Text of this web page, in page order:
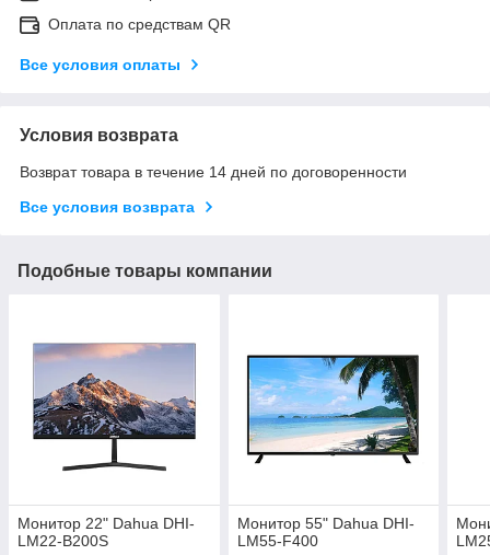
Оплата по средствам QR
Все условия оплаты
Условия возврата
Возврат товара в течение 14 дней по договоренности
Все условия возврата
Подобные товары компании
Монитор 22" Dahua DHI-
LM22-B200S
Монитор 55" Dahua DHI-
LM55-F400